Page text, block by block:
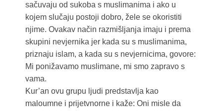
sačuvaju od sukoba s muslimanima i ako u
kojem slučaju postoji dobro, žele se okoristiti
njime. Ovakav način razmišljanja imaju i prema
skupini nevjernika jer kada su s muslimanima,
priznaju islam, a kada su s nevjernicima, govore:
Mi ponižavamo muslimane, mi smo zapravo s
vama.
Kur’an ovu grupu ljudi predstavlja kao
maloumne i prijetvnorne i kaže: Oni misle da